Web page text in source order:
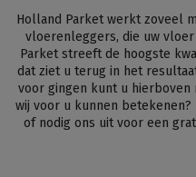
Holland Parket werkt zoveel
vloerenleggers, die uw
Parket streeft de hoogste
dat ziet u terug in het
voor gingen kunt u hierboven
wij voor u kunnen betekenen?
of nodig ons uit voor een